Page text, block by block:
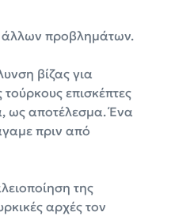
άλλων προβλημάτων.
βίζας για
τούρκους επισκέπτες
ως αποτέλεσμα. Ένα
πριν από
της
αρχές τον